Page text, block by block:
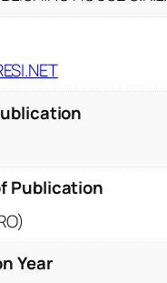
Publication
Year